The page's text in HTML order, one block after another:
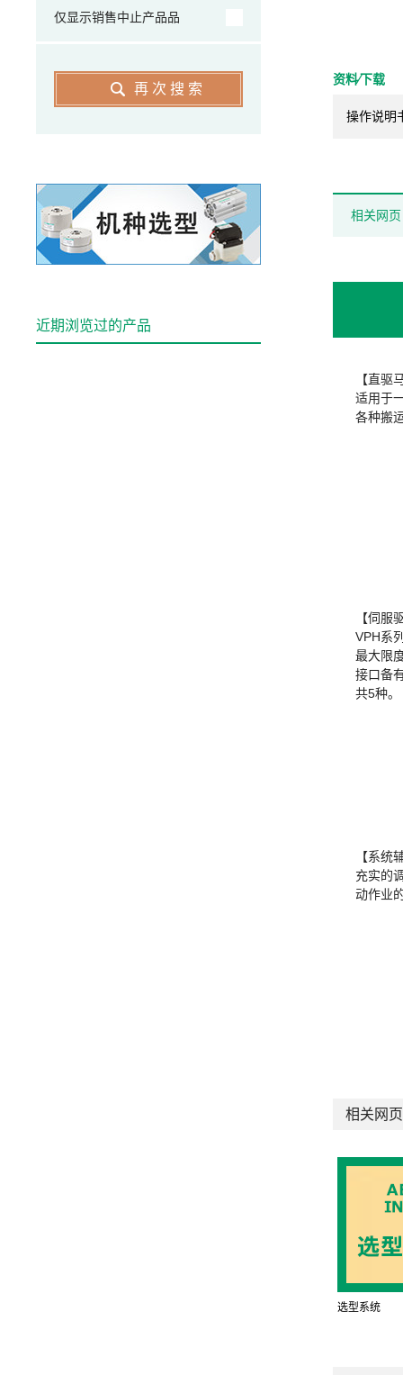
资料⁄下载
操作说明
相关网页
【直驱
适用于
各种搬
【伺服
VPH系
最大限
接口备
共5种。
【系统
充实的
动作业
相关网页
选型系统
仅显示销售中止产品品
再次搜索
近期浏览过的产品